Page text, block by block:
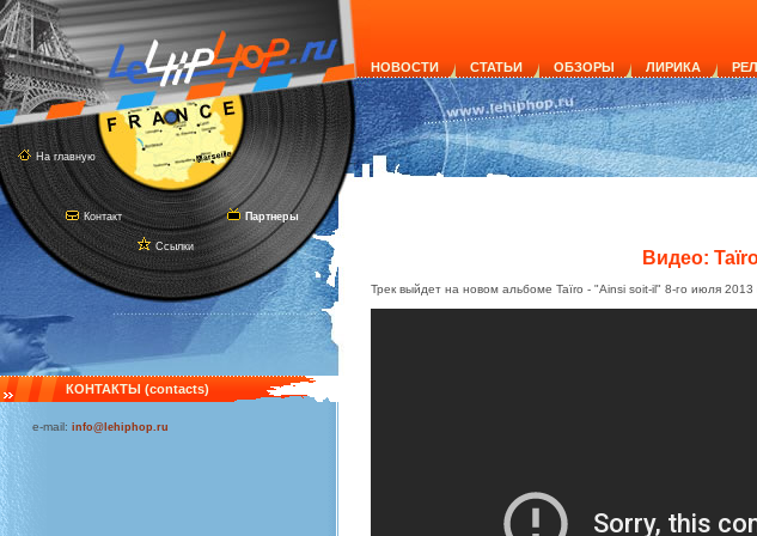
На главную
Контакт
Ссылки
Партнеры
НОВОСТИ СТАТЬИ ОБЗОРЫ ЛИРИКА
КОНТАКТЫ (contacts)
e-mail: info@lehiphop.ru
Видео:
Трек выйдет на новом альбоме Taïro - "Ainsi soit-il" 8-го июля 2013